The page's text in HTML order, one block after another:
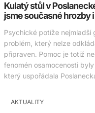
Kulatý stůl v
jsme současné hrozby
Psychické potíže
problém, který nelze
připraven. Pomoc je totiž
fenomén osamocenosti
který uspořádala
AKTUALITY